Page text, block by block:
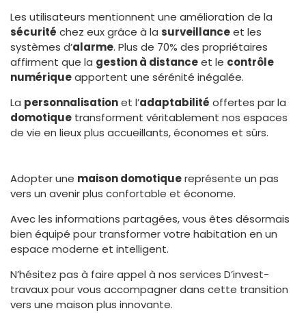
Les utilisateurs mentionnent une amélioration de la
sécurité chez eux grâce à la surveillanceet les
systèmes d’alarme. Plus de 70% des propriétaires
affirment que la gestion à distanceet le contrôle
numériqueapportent une sérénité inégalée.
La personnalisationet l’adaptabilité offertes par la
domotique transforment véritablement nos espaces
de vie en lieux plus accueillants, économes et sûrs.
Adopter une maison domotiquereprésente un pas
vers un avenir plus confortable et économe.
Avec les informations partagées, vous êtes désormais
bien équipé pour transformer votre habitation en un
espace moderne et intelligent.
N’hésitez pas à faire appel à nos services D’invest-
travaux pour vous accompagner dans cette transition
vers une maison plus innovante.